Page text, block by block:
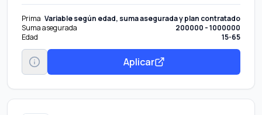
Prima Variable según edad, suma asegurada y plan contratado
Suma asegurada
200000 - 1000000
Edad
15-65
Aplicar